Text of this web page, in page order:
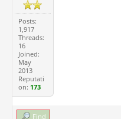
Posts:
1,917
Threads:
16
Joined:
May
2013
Reputati
on: 173
Find